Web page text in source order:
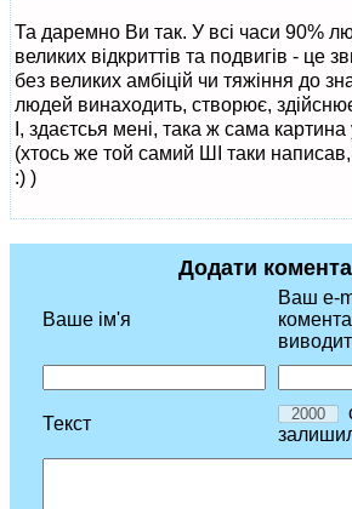
Та даремно Ви так. У всі часи 90%
великих відкриттів та подвигів - це
без великих амбіцій чи тяжіння до
людей винаходить, створює,
І, здаєтсья мені, така ж сама
(хтось же той самий ШІ таки
:) )
Додати
Ваше ім'я
Ваш e-
Текст